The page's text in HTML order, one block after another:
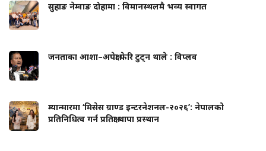
सुहाङ नेम्वाङ दोहामा : विमानस्थलमै भव्य स्वागत
जनताका आशा–अपेक्षा फेरि टुट्न थाले : विप्लव
म्यान्मारमा ‘मिसेस ग्राण्ड इन्टरनेशनल-२०२६’: नेपालको
प्रतिनिधित्व गर्न प्रतिक्षा थापा प्रस्थान